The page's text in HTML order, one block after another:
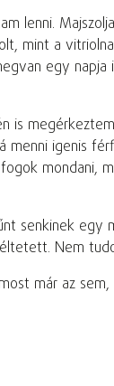
lenni.
mint a
egy napja
is
igenis
mondani,
senkinek egy
Nem
már az